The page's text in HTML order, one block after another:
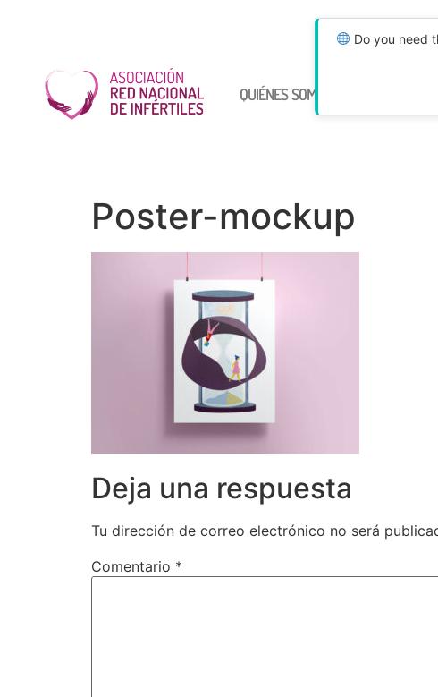
Do you need
QUIÉNES SOMOS
Poster-mockup
Deja una respuesta
Tu dirección de correo electrónico no será
Comentario *